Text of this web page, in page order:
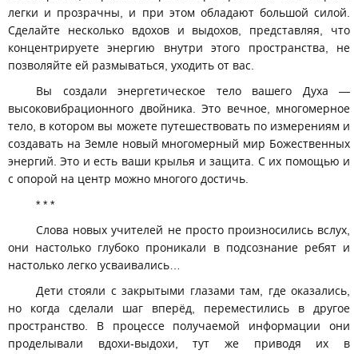
легки и прозрачны, и при этом обладают большой силой.
Сделайте несколько вдохов и выдохов, представляя, что
концентрируете энергию внутри этого пространства, не
позволяйте ей размываться, уходить от вас.
Вы создали энергетическое тело вашего Духа —
высоковибрационного двойника. Это вечное, многомерное
тело, в котором вы можете путешествовать по измерениям и
создавать на Земле новый многомерный мир Божественных
энергий. Это и есть ваши крылья и защита. С их помощью и
с опорой на центр можно многого достичь.
* * *
Слова новых учителей не просто произносились вслух,
они настолько глубоко проникали в подсознание ребят и
настолько легко усваивались…
Дети стояли с закрытыми глазами там, где оказались,
но когда сделали шаг вперёд, переместились в другое
пространство. В процессе получаемой информации они
проделывали вдохи-выдохи, тут же приводя их в